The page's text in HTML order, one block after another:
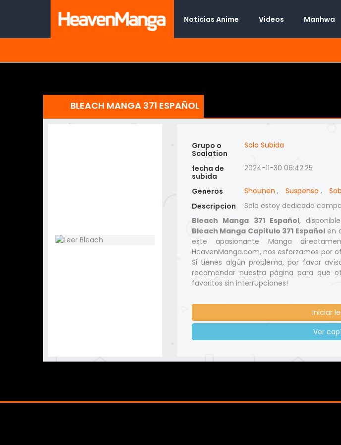
Noticias Anime Videos Manhwa
BLEACH MANGA 371 ESPAÑOL
Grupo o
Scalation
Solo Subida
fecha de
subida
2024-11-30 06:42:25
Generos Shounen , Suspenso ,
Descripcion
Solo estoy dedicado
Bleach Manga 371 Español,
Bleach Manga Capitulo 371 Españolen
este apasionante Manga
HeavenManga.com, nos esforzamos por
Si tienes algún problema, por favor
recomendar nuestra página para que
favoritos sin interrupciones!
Iniciar
Ver